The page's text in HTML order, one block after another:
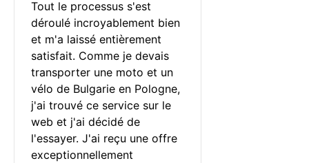
Tout le processus s'est
déroulé incroyablement bien
et m'a laissé entièrement
satisfait. Comme je devais
transporter une moto et un
vélo de Bulgarie en Pologne,
j'ai trouvé ce service sur le
web et j'ai décidé de
l'essayer. J'ai reçu une offre
exceptionnellement